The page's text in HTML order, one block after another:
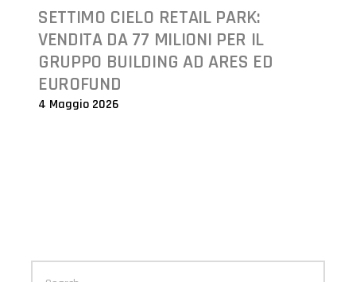
SETTIMO CIELO RETAIL PARK:
VENDITA DA 77 MILIONI PER IL
GRUPPO BUILDING AD ARES ED
EUROFUND
4 Maggio 2026